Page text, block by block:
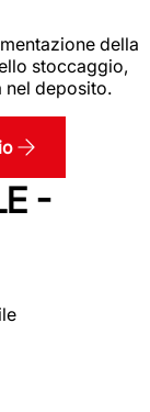
della
stoccaggio,
nel deposito.
-